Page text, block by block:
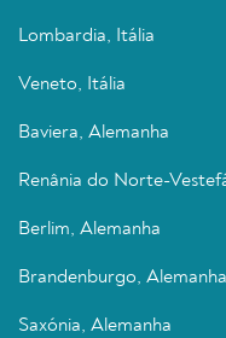
Lombardia, Itália
Veneto, Itália
Baviera, Alemanha
Renânia do Norte-
Berlim, Alemanha
Brandenburgo, Alemanha
Saxónia, Alemanha